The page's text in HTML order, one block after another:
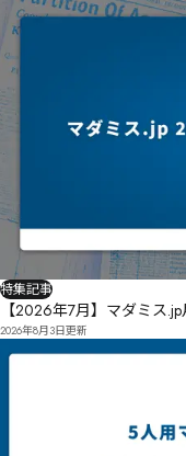
特集記事
【2026年7月】マダミス
2026年8月3日更新